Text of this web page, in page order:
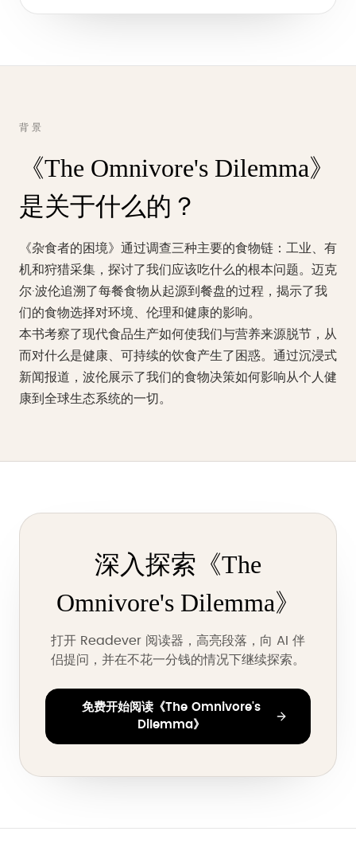
背景
《The Omnivore's Dilemma》
是关于什么的？
《杂食者的困境》通过调查三种主要的食物链：工业、有
机和狩猎采集，探讨了我们应该吃什么的根本问题。迈克
尔·波伦追溯了每餐食物从起源到餐盘的过程，揭示了我
们的食物选择对环境、伦理和健康的影响。
本书考察了现代食品生产如何使我们与营养来源脱节，从
而对什么是健康、可持续的饮食产生了困惑。通过沉浸式
新闻报道，波伦展示了我们的食物决策如何影响从个人健
康到全球生态系统的一切。
深入探索《The
Omnivore's Dilemma》
打开 Readever 阅读器，高亮段落，向 AI 伴
侣提问，并在不花一分钱的情况下继续探索。
免费开始阅读《The Omnivore's
Dilemma》